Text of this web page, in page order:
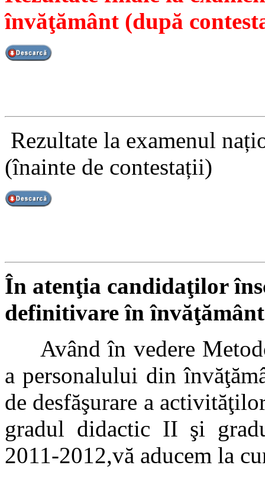
învăţământ (după
Rezultate la examenul
(înainte de contestații)
În atenţia candidaţilor
definitivare în învăţământ
Având în vedere
a personalului din
de desfăşurare a
gradul didactic II şi
2011-2012,vă aducem la